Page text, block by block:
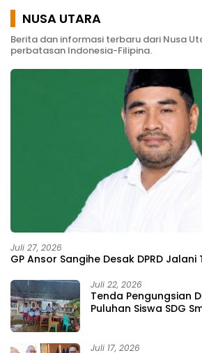
NUSA UTARA
Berita dan informasi terbaru dari Nusa
perbatasan Indonesia-Filipina.
Juli 27, 2026
GP Ansor Sangihe Desak DPRD Jalani
Juli 22, 2026
Tenda Pengungsian
Puluhan Siswa SDG
Juli 17, 2026